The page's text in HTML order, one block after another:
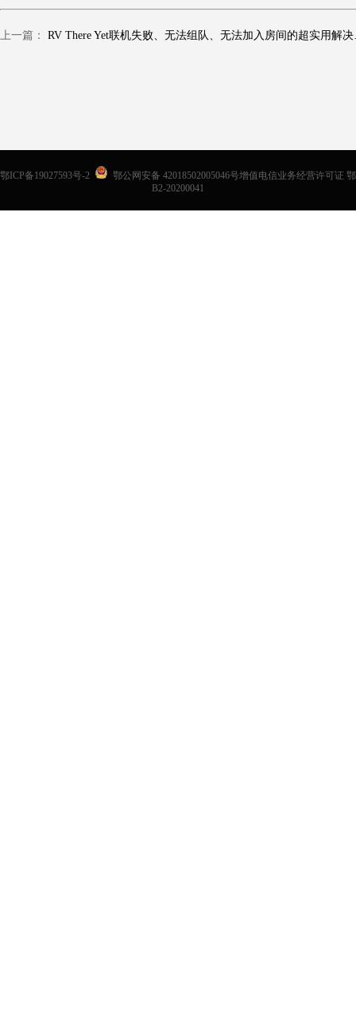
上一篇： RV
鄂ICP备19027593号-2
鄂公网安备 42018502005046号增值电信业务经营许可证 鄂
B2-20200041